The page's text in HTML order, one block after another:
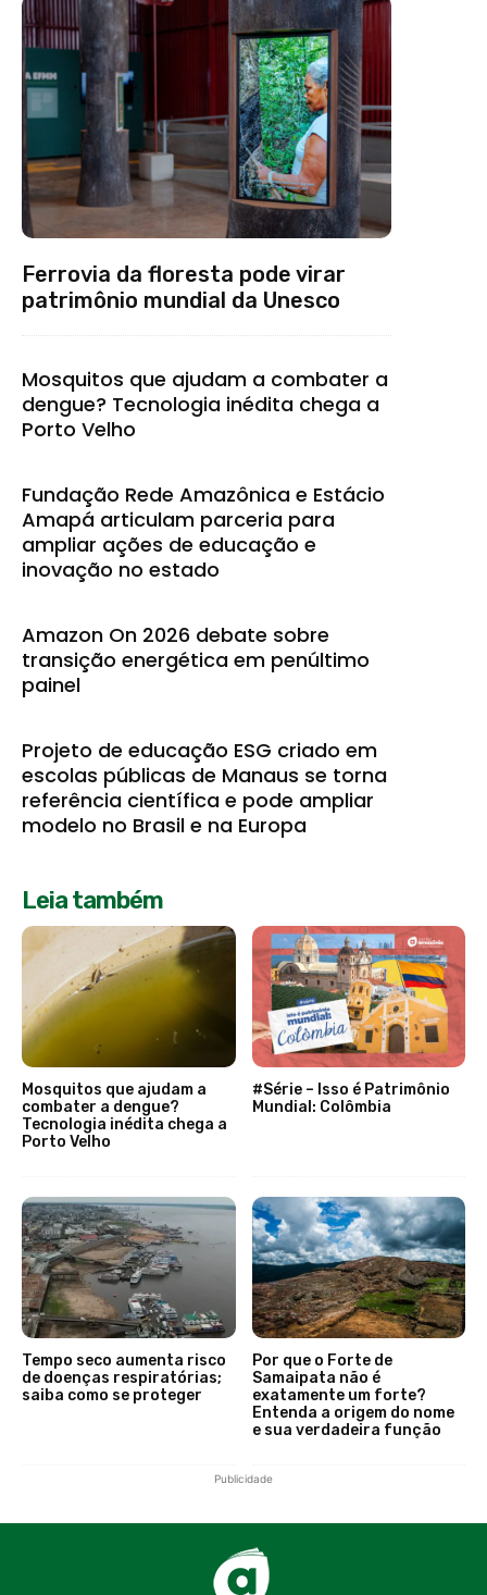
Ferrovia da floresta pode virar
patrimônio mundial da Unesco
Mosquitos que ajudam a combater a
dengue? Tecnologia inédita chega a
Porto Velho
Fundação Rede Amazônica e Estácio
Amapá articulam parceria para
ampliar ações de educação e
inovação no estado
Amazon On 2026 debate sobre
transição energética em penúltimo
painel
Projeto de educação ESG criado em
escolas públicas de Manaus se torna
referência científica e pode ampliar
modelo no Brasil e na Europa
Leia também
Mosquitos que ajudam a
combater a dengue?
Tecnologia inédita chega a
Porto Velho
#Série – Isso é Patrimônio
Mundial: Colômbia
Tempo seco aumenta risco
de doenças respiratórias;
saiba como se proteger
Por que o Forte de
Samaipata não é
exatamente um forte?
Entenda a origem do nome
e sua verdadeira função
Publicidade